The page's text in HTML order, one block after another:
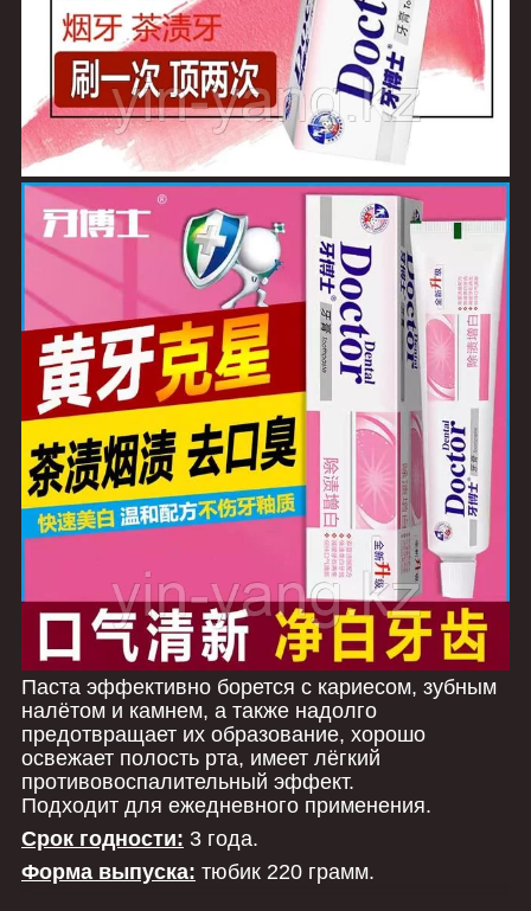
Паста эффективно борется с кариесом, зубным
налётом и камнем, а также надолго
предотвращает их образование, хорошо
освежает полость рта, имеет лёгкий
противовоспалительный эффект.
Подходит для ежедневного применения.
Срок годности: 3 года.
Форма выпуска: тюбик 220 грамм.